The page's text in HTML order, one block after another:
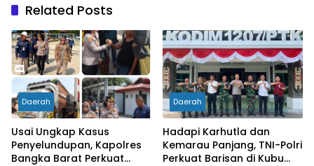
Related Posts
Daerah
Usai Ungkap Kasus
Penyelundupan, Kapolres
Bangka Barat Perkuat
Daerah
Hadapi Karhutla dan
Kemarau Panjang, TNI-Polri
Perkuat Barisan di Kubu